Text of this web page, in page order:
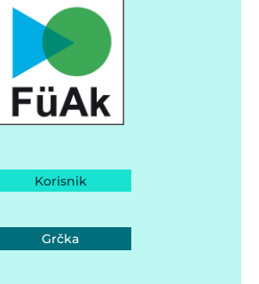
Korisnik
Grčka